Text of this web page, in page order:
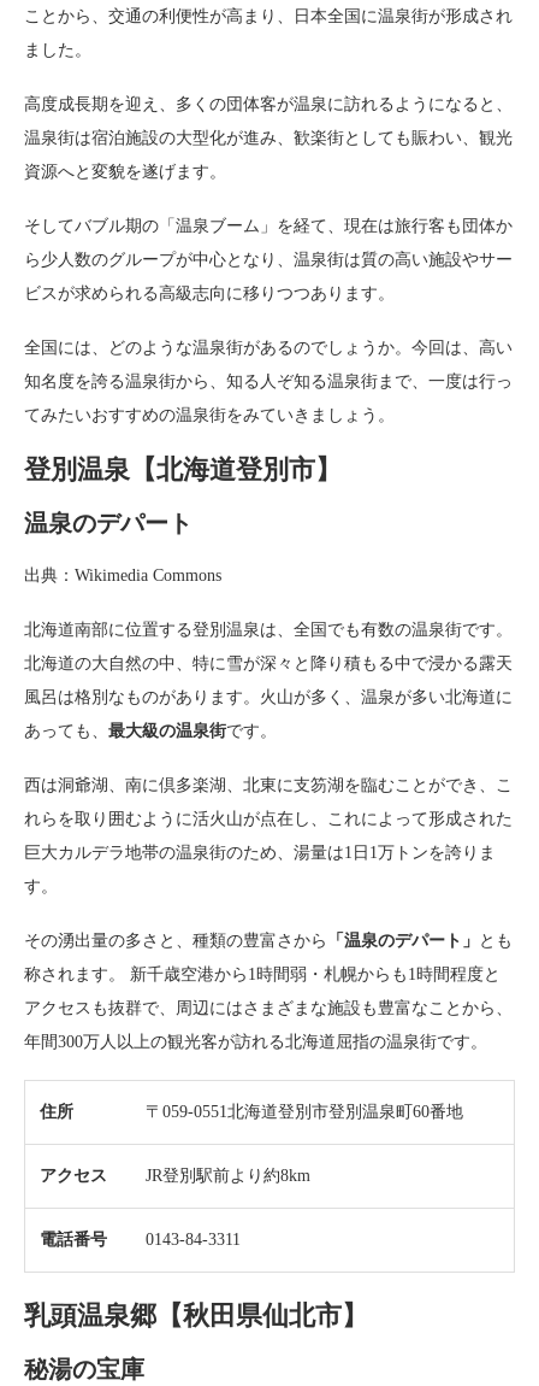
ことから、交通の利便性が高まり、日本全国に温泉街が形成され
ました。
高度成長期を迎え、多くの団体客が温泉に訪れるようになると、
温泉街は宿泊施設の大型化が進み、歓楽街としても賑わい、観光
資源へと変貌を遂げます。
そしてバブル期の「温泉ブーム」を経て、現在は旅行客も団体か
ら少人数のグループが中心となり、温泉街は質の高い施設やサー
ビスが求められる高級志向に移りつつあります。
全国には、どのような温泉街があるのでしょうか。今回は、高い
知名度を誇る温泉街から、知る人ぞ知る温泉街まで、一度は行っ
てみたいおすすめの温泉街をみていきましょう。
登別温泉【北海道登別市】
温泉のデパート
出典：Wikimedia Commons
北海道南部に位置する登別温泉は、全国でも有数の温泉街です。
北海道の大自然の中、特に雪が深々と降り積もる中で浸かる露天
風呂は格別なものがあります。火山が多く、温泉が多い北海道に
あっても、 最大級の温泉街です。
西は洞爺湖、南に倶多楽湖、北東に支笏湖を臨むことができ、こ
れらを取り囲むように活火山が点在し、これによって形成された
巨大カルデラ地帯の温泉街のため、湯量は1日1万トンを誇りま
す。
その湧出量の多さと、種類の豊富さから 「温泉のデパート」 とも
称されます。 新千歳空港から1時間弱・札幌からも1時間程度と
アクセスも抜群で、周辺にはさまざまな施設も豊富なことから、
年間300万人以上の観光客が訪れる北海道屈指の温泉街です。
住所 〒059-0551北海道登別市登別温泉町60番地
アクセス JR登別駅前より約8km
電話番号 0143-84-3311
乳頭温泉郷【秋田県仙北市】
秘湯の宝庫